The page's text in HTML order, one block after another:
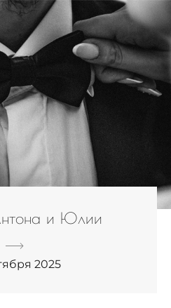
и Юлии
2025